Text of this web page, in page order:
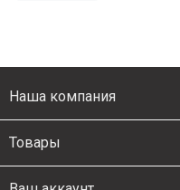
Наша компания
Товары